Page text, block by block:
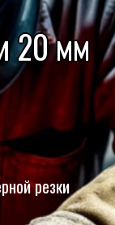
20 мм
резки